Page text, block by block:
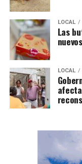
LOCAL
Las
LOCAL